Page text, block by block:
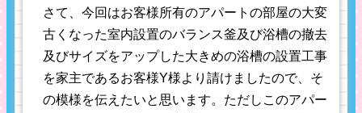
さて、今回はお客様所有のアパートの部屋の大変
古くなった室内設置のバランス釜及び浴槽の撤去
及びサイズをアップした大きめの浴槽の設置工事
を家主であるお客様Y様より請けましたので、そ
の模様を伝えたいと思います。ただしこのアパー